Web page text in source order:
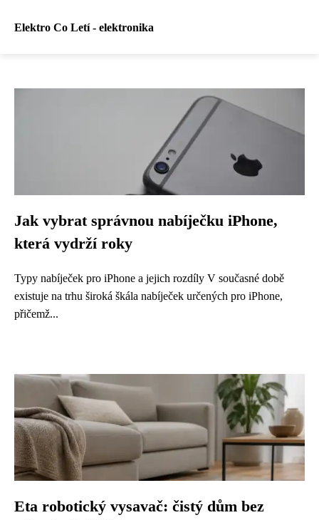
Elektro Co Letí - elektronika
Jak vybrat správnou nabíječku iPhone,
která vydrží roky
Typy nabíječek pro iPhone a jejich rozdíly V současné době
existuje na trhu široká škála nabíječek určených pro iPhone,
přičemž...
Eta robotický vysavač: čistý dům bez